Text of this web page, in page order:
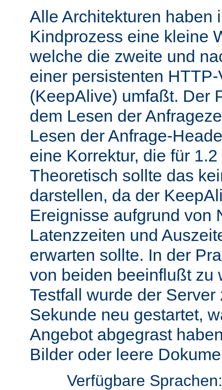
Alle Architekturen haben
Kindprozess eine kleine
welche die zweite und
einer persistenten
(KeepAlive) umfaßt. Der
dem Lesen der
Lesen der Anfrage-
eine Korrektur, die für
Theoretisch sollte das
darstellen, da der
Ereignisse aufgrund von
Latenzzeiten und
erwarten sollte. In der
von beiden beeinflußt zu
Testfall wurde der
Sekunde neu gestartet,
Angebot abgegrast
Bilder oder leere
Verfügbare